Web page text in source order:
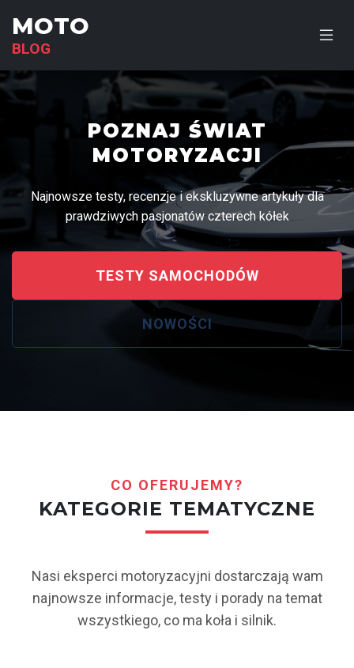
MOTO
BLOG
POZNAJ ŚWIAT
MOTORYZACJI
Najnowsze testy, recenzje i ekskluzywne artykuły dla
prawdziwych pasjonatów czterech kółek
TESTY SAMOCHODÓW
NOWOŚCI
CO OFERUJEMY?
KATEGORIE TEMATYCZNE
Nasi eksperci motoryzacyjni dostarczają wam
najnowsze informacje, testy i porady na temat
wszystkiego, co ma koła i silnik.